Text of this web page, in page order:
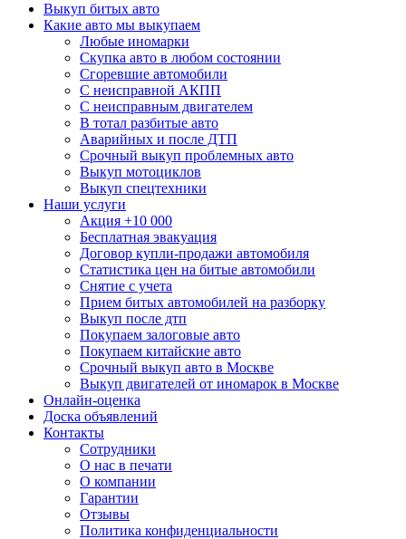
Выкуп битых авто
Какие авто мы выкупаем
Любые иномарки
Скупка авто в любом состоянии
Сгоревшие автомобили
С неисправной АКПП
С неисправным двигателем
В тотал разбитые авто
Аварийных и после ДТП
Срочный выкуп проблемных авто
Выкуп мотоциклов
Выкуп спецтехники
Наши услуги
Акция +10 000
Бесплатная эвакуация
Договор купли-продажи автомобиля
Статистика цен на битые автомобили
Снятие с учета
Прием битых автомобилей на разборку
Выкуп после дтп
Покупаем залоговые авто
Покупаем китайские авто
Срочный выкуп авто в Москве
Выкуп двигателей от иномарок в Москве
Онлайн-оценка
Доска объявлений
Контакты
Сотрудники
О нас в печати
О компании
Гарантии
Отзывы
Политика конфиденциальности